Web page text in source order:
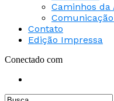
Caminhos da
Contato
Edição Impressa
Conectado com